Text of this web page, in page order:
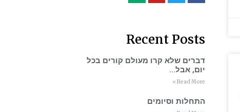
Recent Posts
דברים שלא קרו מעולם קורים בכל
יום, אבל…
Read More »
התחלות וסיומים